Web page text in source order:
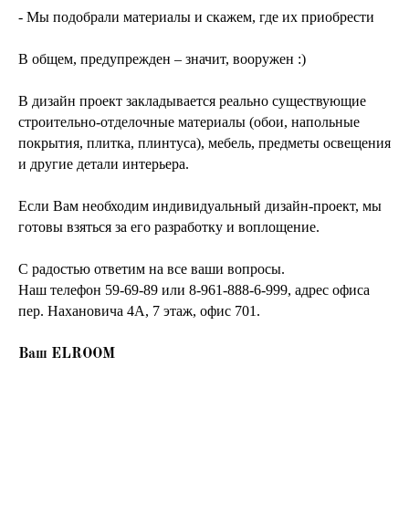
- Мы подобрали материалы и скажем, где их приобрести
В общем, предупрежден – значит, вооружен :)
В дизайн проект закладывается реально существующие
строительно-отделочные материалы (обои, напольные
покрытия, плитка, плинтуса), мебель, предметы освещения
и другие детали интерьера.
Если Вам необходим индивидуальный дизайн-проект, мы
готовы взяться за его разработку и воплощение.
C радостью ответим на все ваши вопросы.
Наш телефон 59-69-89 или 8-961-888-6-999, адрес офиса
пер. Нахановича 4А, 7 этаж, офис 701.
Ваш ELROOM